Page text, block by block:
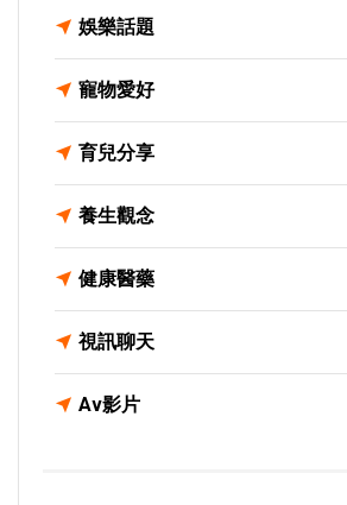
娛樂話題
寵物愛好
育兒分享
養生觀念
健康醫藥
視訊聊天
Av影片